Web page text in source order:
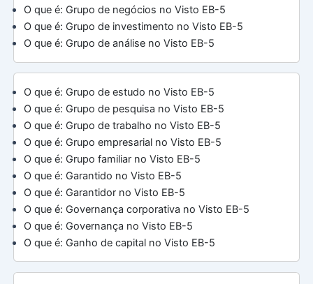
O que é: Grupo de negócios no Visto EB-5
O que é: Grupo de investimento no Visto EB-5
O que é: Grupo de análise no Visto EB-5
O que é: Grupo de estudo no Visto EB-5
O que é: Grupo de pesquisa no Visto EB-5
O que é: Grupo de trabalho no Visto EB-5
O que é: Grupo empresarial no Visto EB-5
O que é: Grupo familiar no Visto EB-5
O que é: Garantido no Visto EB-5
O que é: Garantidor no Visto EB-5
O que é: Governança corporativa no Visto EB-5
O que é: Governança no Visto EB-5
O que é: Ganho de capital no Visto EB-5